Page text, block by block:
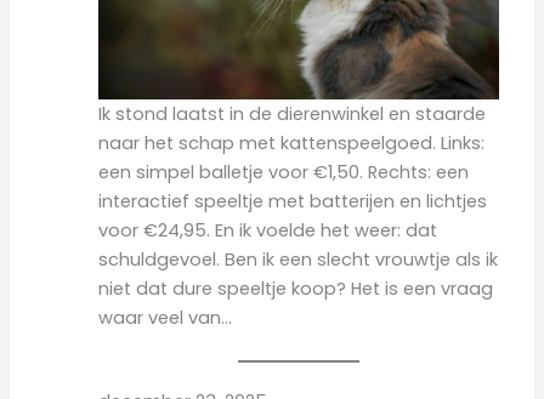
Ik stond laatst in de dierenwinkel en staarde
naar het schap met kattenspeelgoed. Links:
een simpel balletje voor €1,50. Rechts: een
interactief speeltje met batterijen en lichtjes
voor €24,95. En ik voelde het weer: dat
schuldgevoel. Ben ik een slecht vrouwtje als ik
niet dat dure speeltje koop? Het is een vraag
waar veel van…